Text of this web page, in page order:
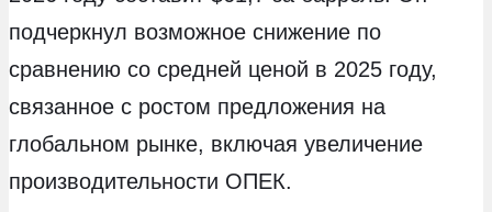
подчеркнул возможное снижение по
сравнению со средней ценой в 2025 году,
связанное с ростом предложения на
глобальном рынке, включая увеличение
производительности ОПЕК.